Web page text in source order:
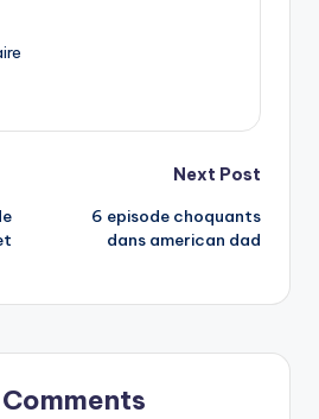
Next Post
6 episode choquants
dans american dad